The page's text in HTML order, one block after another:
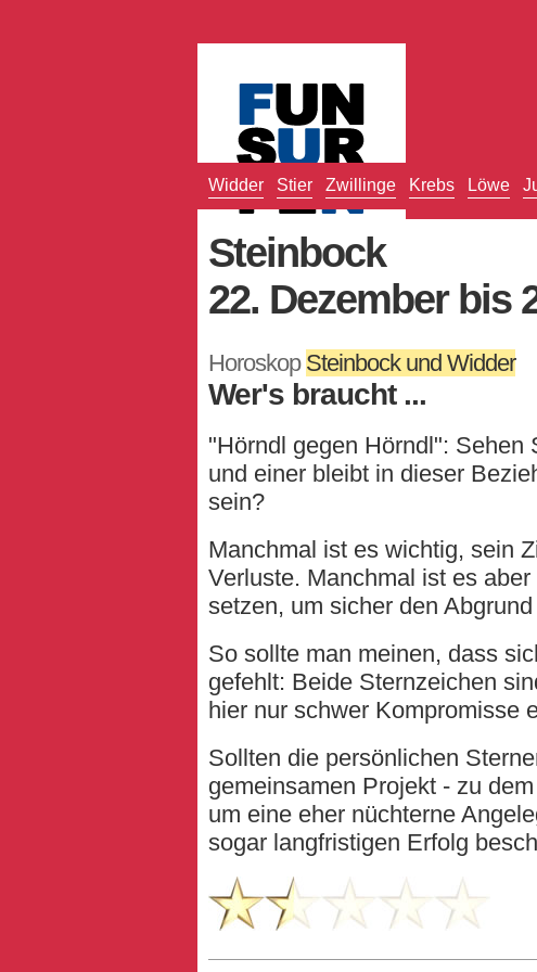
Widder Stier Zwillinge Krebs Löwe
Steinbock
22. Dezember bis
Horoskop Steinbock und Widder
Wer's braucht ...
"Hörndl gegen Hörndl": Sehen
und einer bleibt in dieser
sein?
Manchmal ist es wichtig, sein
Verluste. Manchmal ist es
setzen, um sicher den
So sollte man meinen, dass
gefehlt: Beide Sternzeichen
hier nur schwer Kompromisse
Sollten die persönlichen
gemeinsamen Projekt - zu
um eine eher nüchterne
sogar langfristigen Erfolg